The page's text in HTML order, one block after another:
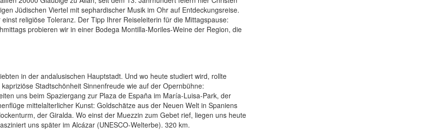
Jüdischen Viertel mit sephardischer Musik im Ohr auf Entdeckungsreise.
religiöse Toleranz. Der Tipp Ihrer Reiseleiterin für die Mittagspause:
probieren wir in einer Bodega Montilla-Moriles-Weine der Region, die
in der andalusischen Hauptstadt. Und wo heute studiert wird, rollte
Stadtschönheit Sinnenfreude wie auf der Opernbühne:
uns beim Spaziergang zur Plaza de España im María-Luisa-Park, der
mittelalterlicher Kunst: Goldschätze aus der Neuen Welt in Spaniens
der Giralda. Wo einst der Muezzin zum Gebet rief, liegen uns heute
uns später im Alcázar (UNESCO-Welterbe). 320 km.